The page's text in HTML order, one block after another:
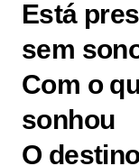
Está
sem
Com o
sonhou
O